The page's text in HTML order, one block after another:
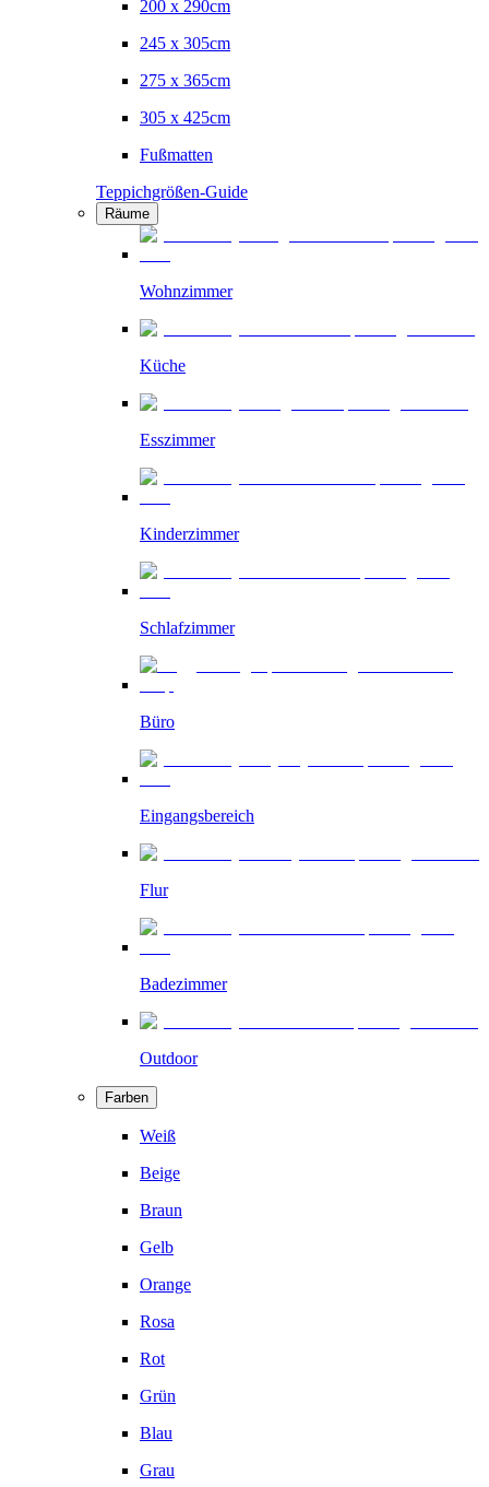
200 x 290cm
245 x 305cm
275 x 365cm
305 x 425cm
Fußmatten
Teppichgrößen-Guide
Räume
Wohnzimmer
Küche
Esszimmer
Kinderzimmer
Schlafzimmer
Büro
Eingangsbereich
Flur
Badezimmer
Outdoor
Farben
Weiß
Beige
Braun
Gelb
Orange
Rosa
Rot
Grün
Blau
Grau